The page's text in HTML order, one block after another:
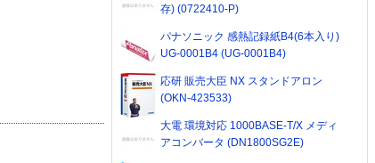
存) (0722410-P)
パナソニック 感熱記録紙B4(6本入り)
UG-0001B4 (UG-0001B4)
応研 販売大臣 NX スタンドアロン
(OKN-423533)
大電 環境対応 1000BASE-T/X メディ
アコンバータ (DN1800SG2E)